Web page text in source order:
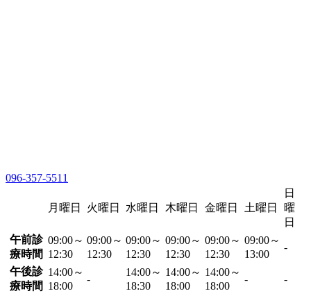
096-357-5511
月曜日 火曜日 水曜日 木曜日 金曜日 土曜日
日
曜
日
午前診
療時間
09:00～
12:30
09:00～
12:30
09:00～
12:30
09:00～
12:30
09:00～
12:30
09:00～
13:00
-
午後診
療時間
14:00～
18:00
-
14:00～
18:30
14:00～
18:00
14:00～
18:00
- -